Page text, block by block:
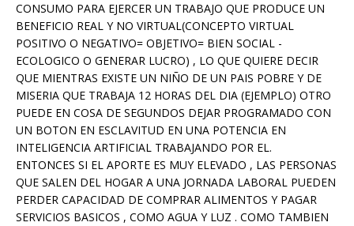
CONSUMO PARA EJERCER UN TRABAJO QUE PRODUCE UN
BENEFICIO REAL Y NO VIRTUAL(CONCEPTO VIRTUAL
POSITIVO O NEGATIVO= OBJETIVO= BIEN SOCIAL -
ECOLOGICO O GENERAR LUCRO) , LO QUE QUIERE DECIR
QUE MIENTRAS EXISTE UN NIÑO DE UN PAIS POBRE Y DE
MISERIA QUE TRABAJA 12 HORAS DEL DIA (EJEMPLO) OTRO
PUEDE EN COSA DE SEGUNDOS DEJAR PROGRAMADO CON
UN BOTON EN ESCLAVITUD EN UNA POTENCIA EN
INTELIGENCIA ARTIFICIAL TRABAJANDO POR EL.
ENTONCES SI EL APORTE ES MUY ELEVADO , LAS PERSONAS
QUE SALEN DEL HOGAR A UNA JORNADA LABORAL PUEDEN
PERDER CAPACIDAD DE COMPRAR ALIMENTOS Y PAGAR
SERVICIOS BASICOS , COMO AGUA Y LUZ . COMO TAMBIEN